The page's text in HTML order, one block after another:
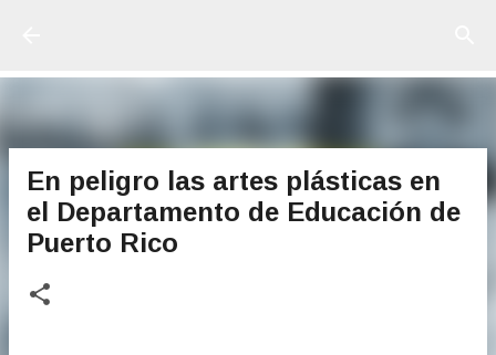
En peligro las artes plásticas en
el Departamento de Educación de
Puerto Rico